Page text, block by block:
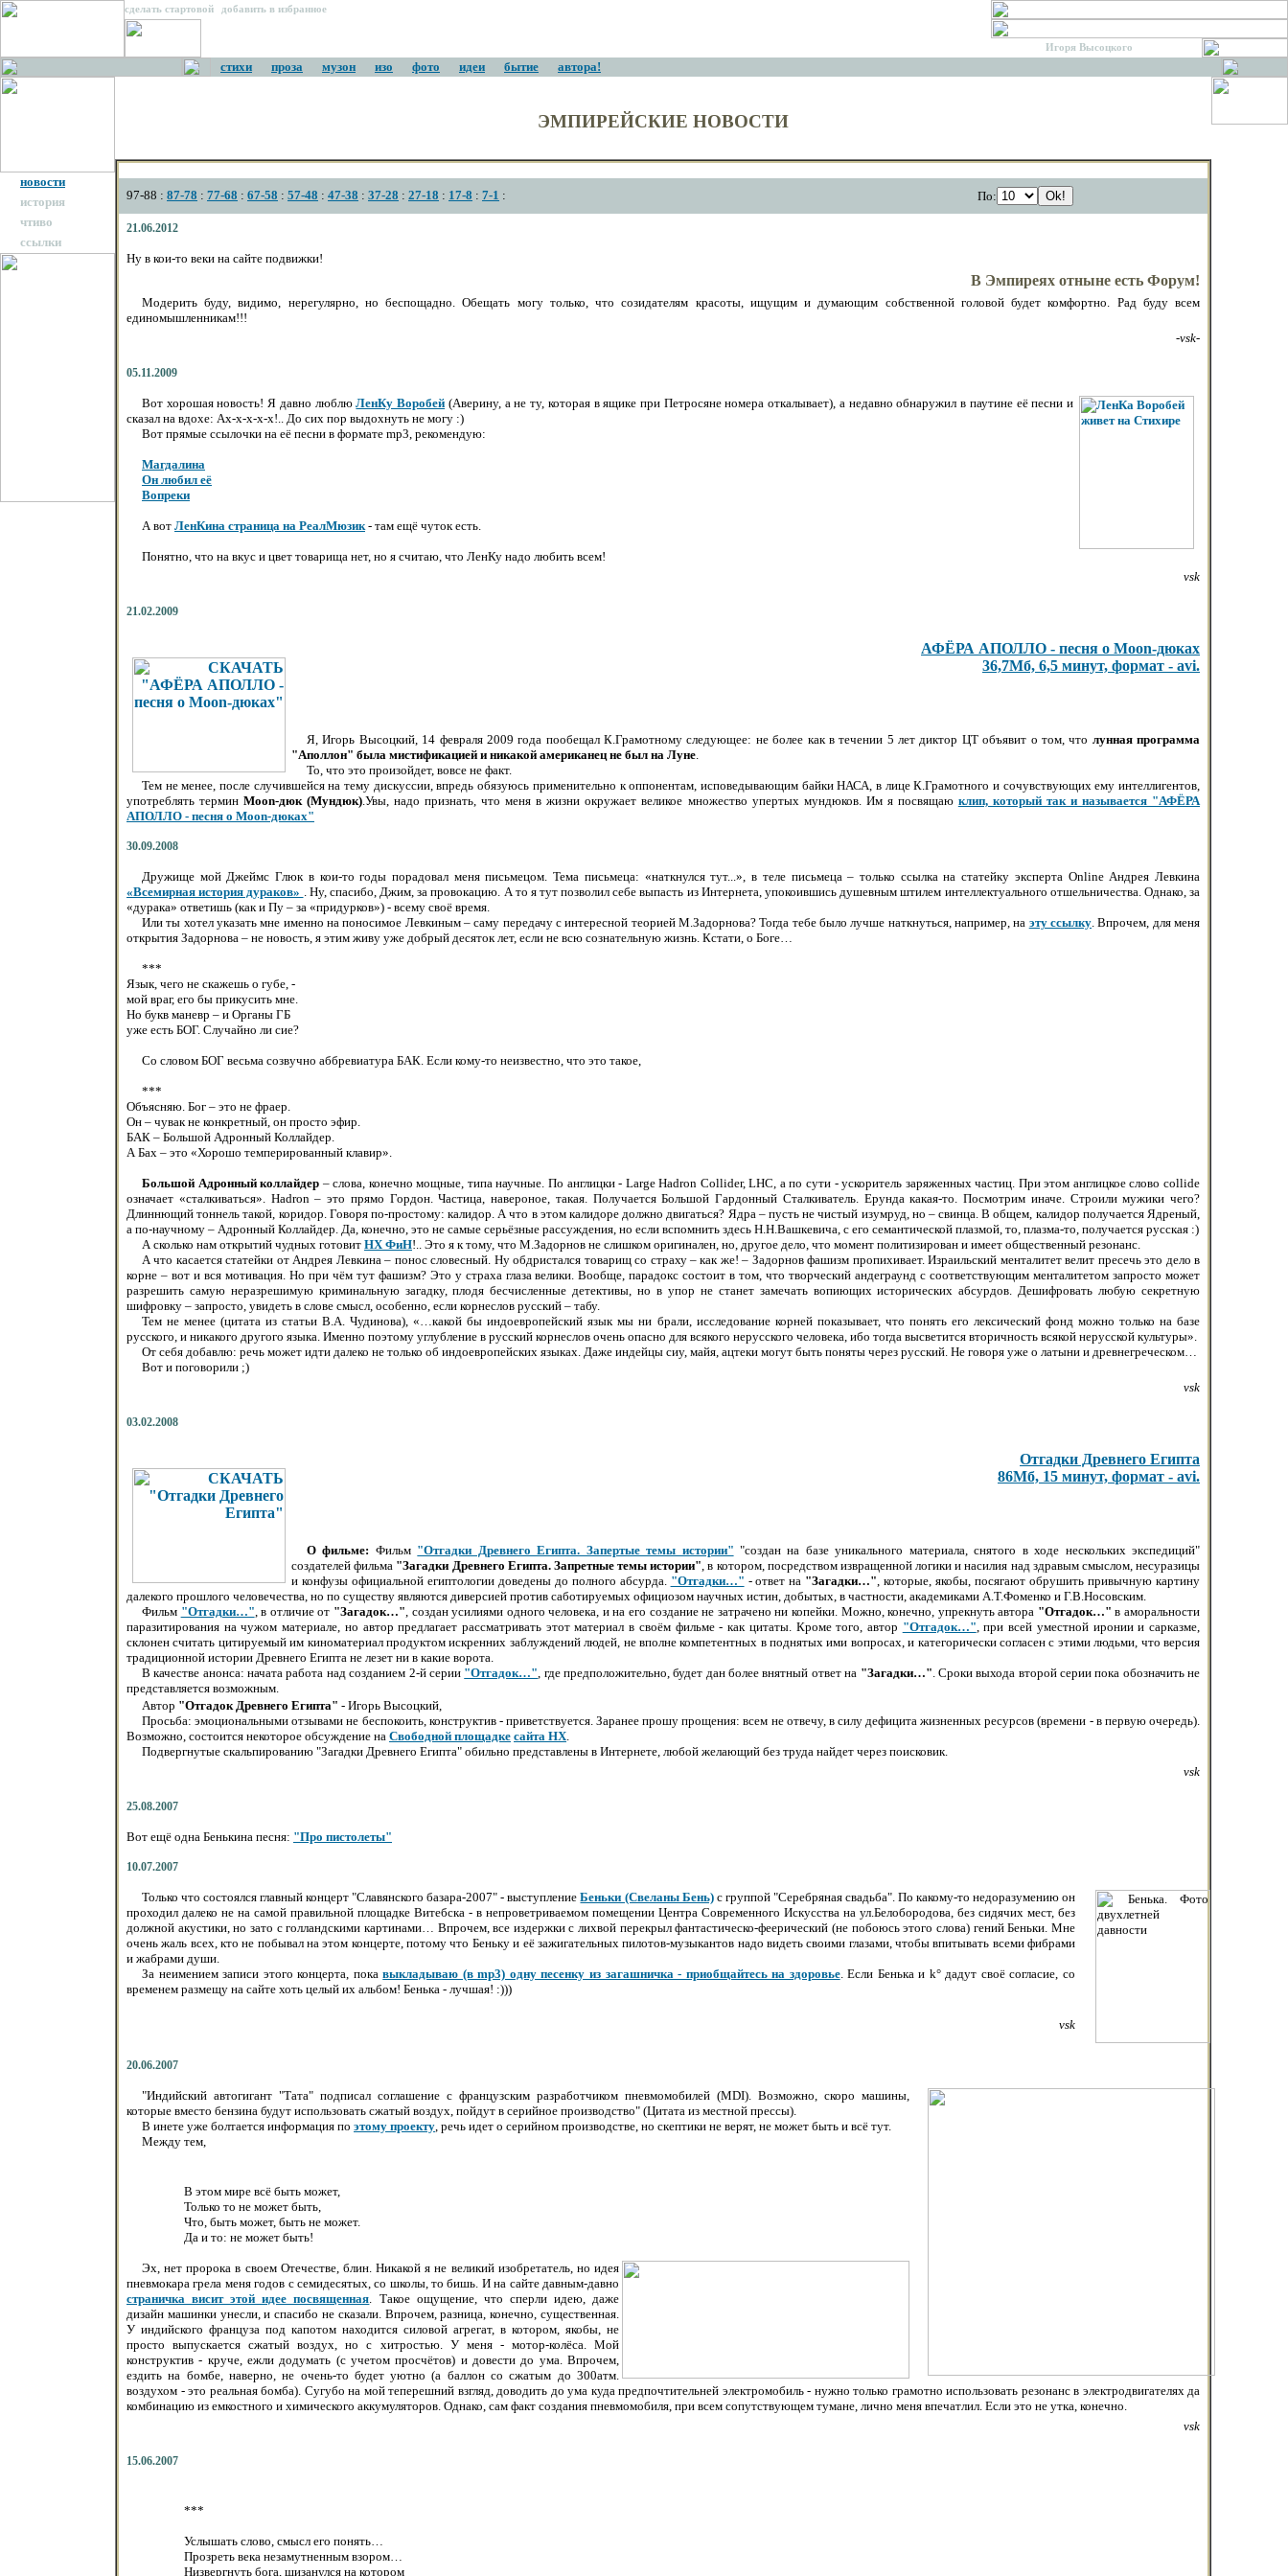
сделать стартовой добавить в избранное
Игоря Высоцкого
стихи проза музон изо фото идеи бытие автора!
новости
история
чтиво
ссылки
ЭМПИРЕЙСКИЕ НОВОСТИ
97-88 : 87-78 : 77-68 : 67-58 : 57-48 : 47-38 : 37-28 : 27-18 : 17-8 : 7-1 : По:
21.06.2012
Ну в кои-то веки на сайте подвижки!
В Эмпиреях отныне есть Форум!
Модерить буду, видимо, нерегулярно, но беспощадно. Обещать могу только, что созидателям красоты, ищущим и думающим собственной головой будет комфортно. Рад буду всем
единомышленникам!!!
-vsk-
05.11.2009
Вот хорошая новость! Я давно люблюЛенКу Воробей (Аверину, а не ту, которая в ящике при Петросяне номера откалывает), а недавно обнаружил в паутине её песни и
сказал на вдохе: Ах-х-х-х-х!.. До сих пор выдохнуть не могу :)
Вот прямые ссылочки на её песни в формате mp3, рекомендую:
Магдалина
Он любил её
Вопреки
А вот ЛенКина страница на РеалМюзик- там ещё чуток есть.
Понятно, что на вкус и цвет товарища нет, но я считаю, что ЛенКу надо любить всем!
vsk
21.02.2009
АФЁРА АПОЛЛО - песня о Moon-дюках
36,7Мб, 6,5 минут, формат - avi.
Я, Игорь Высоцкий, 14 февраля 2009 года пообещал К.Грамотному следующее: не более как в течении 5 лет диктор ЦТ объявит о том, что лунная программа
"Аполлон" была мистификацией и никакой американец не был на Луне.
То, что это произойдет, вовсе не факт.
Тем не менее, после случившейся на тему дискуссии, впредь обязуюсь применительно к оппонентам, исповедывающим байки НАСА, в лице К.Грамотного и сочувствующих ему интеллигентов,
употреблять терминMoon-дюк (Мундюк).Увы, надо признать, что меня в жизни окружает великое множество упертых мундюков. Им я посвящаю клип, который так и называется "АФЁРА
АПОЛЛО - песня о Moon-дюках"
30.09.2008
Дружище мой Джеймс Глюк в кои-то годы порадовал меня письмецом. Тема письмеца: «наткнулся тут...», в теле письмеца – только ссылка на статейку эксперта Online Андрея Левкина
«Всемирная история дураков» . Ну, спасибо, Джим, за провокацию. А то я тут позволил себе выпасть из Интернета, упокоившись душевным штилем интеллектуального отшельничества. Однако, за
«дурака» ответишь (как и Пу – за «придурков») - всему своё время.
Или ты хотел указать мне именно на поносимое Левкиным – саму передачу с интересной теорией М.Задорнова? Тогда тебе было лучше наткнуться, например, на эту ссылку. Впрочем, для меня
открытия Задорнова – не новость, я этим живу уже добрый десяток лет, если не всю сознательную жизнь. Кстати, о Боге…
***
Язык, чего не скажешь о губе, -
мой враг, его бы прикусить мне.
Но букв маневр – и Органы ГБ
уже есть БОГ. Случайно ли сие?
Со словом БОГ весьма созвучно аббревиатура БАК. Если кому-то неизвестно, что это такое,
***
Объясняю. Бог – это не фраер.
Он – чувак не конкретный, он просто эфир.
БАК – Большой Адронный Коллайдер.
А Бах – это «Хорошо темперированный клавир».
Большой Адронный коллайдер – слова, конечно мощные, типа научные. По англицки - Large Hadron Collider, LHC, а по сути - ускоритель заряженных частиц. При этом англицкое слово collide
означает «сталкиваться». Hadron – это прямо Гордон. Частица, навероное, такая. Получается Большой Гардонный Сталкиватель. Ерунда какая-то. Посмотрим иначе. Строили мужики чего?
Длиннющий тоннель такой, коридор. Говоря по-простому: калидор. А что в этом калидоре должно двигаться? Ядра – пусть не чистый изумруд, но – свинца. В общем, калидор получается Ядреный,
а по-научному – Адронный Коллайдер. Да, конечно, это не самые серьёзные рассуждения, но если вспомнить здесь Н.Н.Вашкевича, с его семантической плазмой, то, плазма-то, получается русская :)
А сколько нам открытий чудных готовит НХ ФиН!.. Это я к тому, что М.Задорнов не слишком оригинален, но, другое дело, что момент политизирован и имеет общественный резонанс.
А что касается статейки от Андрея Левкина – понос словесный. Ну обдристался товарищ со страху – как же! – Задорнов фашизм пропихивает. Израильский менталитет велит пресечь это дело в
корне – вот и вся мотивация. Но при чём тут фашизм? Это у страха глаза велики. Вообще, парадокс состоит в том, что творческий андеграунд с соответствующим менталитетом запросто может
разрешить самую неразрешимую криминальную загадку, плодя бесчисленные детективы, но в упор не станет замечать вопиющих исторических абсурдов. Дешифровать любую секретную
шифровку – запросто, увидеть в слове смысл, особенно, если корнеслов русский – табу.
Тем не менее (цитата из статьи В.А. Чудинова), «…какой бы индоевропейский язык мы ни брали, исследование корней показывает, что понять его лексический фонд можно только на базе
русского, и никакого другого языка. Именно поэтому углубление в русский корнеслов очень опасно для всякого нерусского человека, ибо тогда высветится вторичность всякой нерусской культуры».
От себя добавлю: речь может идти далеко не только об индоевропейских языках. Даже индейцы сиу, майя, ацтеки могут быть поняты через русский. Не говоря уже о латыни и древнегреческом…
Вот и поговорили ;)
vsk
03.02.2008
Отгадки Древнего Египта
86Мб, 15 минут, формат - avi.
О фильме: Фильм "Отгадки Древнего Египта. Запертые темы истории" "создан на базе уникального материала, снятого в ходе нескольких экспедиций"
создателей фильма "Загадки Древнего Египта. Запретные темы истории", в котором, посредством извращенной логики и насилия над здравым смыслом, несуразицы
и конфузы официальной египтологии доведены до полного абсурда. "Отгадки…" - ответ на "Загадки…", которые, якобы, посягают обрушить привычную картину
далекого прошлого человечества, но по существу являются диверсией против саботируемых официозом научных истин, добытых, в частности, академиками А.Т.Фоменко и Г.В.Носовским.
Фильм "Отгадки…", в отличие от "Загадок…", создан усилиями одного человека, и на его создание не затрачено ни копейки. Можно, конечно, упрекнуть автора "Отгадок…" в аморальности
паразитирования на чужом материале, но автор предлагает рассматривать этот материал в своём фильме - как цитаты. Кроме того, автор "Отгадок…", при всей уместной иронии и сарказме,
склонен считать цитируемый им киноматериал продуктом искренних заблуждений людей, не вполне компетентных в поднятых ими вопросах, и категорически согласен с этими людьми, что версия
традиционной истории Древнего Египта не лезет ни в какие ворота.
В качестве анонса: начата работа над созданием 2-й серии "Отгадок…", где предположительно, будет дан более внятный ответ на "Загадки…". Сроки выхода второй серии пока обозначить не
представляется возможным.
Автор "Отгадок Древнего Египта" - Игорь Высоцкий,
Просьба: эмоциональными отзывами не беспокоить, конструктив - приветствуется. Заранее прошу прощения: всем не отвечу, в силу дефицита жизненных ресурсов (времени - в первую очередь).
Возможно, состоится некоторое обсуждение на Свободной площадке сайта НХ.
Подвергнутые скальпированию "Загадки Древнего Египта" обильно представлены в Интернете, любой желающий без труда найдет через поисковик.
vsk
25.08.2007
Вот ещё одна Бенькина песня: "Про пистолеты"
10.07.2007
Только что состоялся главный концерт "Славянского базара-2007" - выступлениеБеньки (Свеланы Бень)с группой "Серебряная свадьба". По какому-то недоразумению он
проходил далеко не на самой правильной площадке Витебска - в непроветриваемом помещении Центра Современного Искусства на ул.Белобородова, без сидячих мест, без
должной акустики, но зато с голландскими картинами… Впрочем, все издержки с лихвой перекрыл фантастическо-феерический (не побоюсь этого слова) гений Беньки. Мне
очень жаль всех, кто не побывал на этом концерте, потому что Беньку и её зажигательных пилотов-музыкантов надо видеть своими глазами, чтобы впитывать всеми фибрами
и жабрами души.
За неимением записи этого концерта, покавыкладываю (в mp3) одну песенку из загашничка - приобщайтесь на здоровье. Если Бенька и k° дадут своё согласие, со
временем размещу на сайте хоть целый их альбом! Бенька - лучшая! :)))
vsk
20.06.2007
"Индийский автогигант "Тата" подписал соглашение с французским разработчиком пневмомобилей (MDI). Возможно, скоро машины,
которые вместо бензина будут использовать сжатый воздух, пойдут в серийное производство" (Цитата из местной прессы).
В инете уже болтается информация по этому проекту, речь идет о серийном производстве, но скептики не верят, не может быть и всё тут.
Между тем,
В этом мире всё быть может,
Только то не может быть,
Что, быть может, быть не может.
Да и то: не может быть!
Эх, нет пророка в своем Отечестве, блин. Никакой я не великий изобретатель, но идея
пневмокара грела меня годов с семидесятых, со школы, то бишь. И на сайте давным-давно
страничка висит этой идее посвященная. Такое ощущение, что сперли идею, даже
дизайн машинки унесли, и спасибо не сказали. Впрочем, разница, конечно, существенная.
У индийского француза под капотом находится силовой агрегат, в котором, якобы, не
просто выпускается сжатый воздух, но с хитростью. У меня - мотор-колёса. Мой
конструктив - круче, ежли додумать (с учетом просчётов) и довести до ума. Впрочем,
ездить на бомбе, наверно, не очень-то будет уютно (а баллон со сжатым до 300атм.
воздухом - это реальная бомба). Сугубо на мой теперешний взгляд, доводить до ума куда предпочтительней электромобиль - нужно только грамотно использовать резонанс в электродвигателях да
комбинацию из емкостного и химического аккумуляторов. Однако, сам факт создания пневмомобиля, при всем сопутствующем тумане, лично меня впечатлил. Если это не утка, конечно.
vsk
15.06.2007
***
Услышать слово, смысл его понять…
Прозреть века незамутненным взором…
Низвергнуть бога, шизанулся на котором